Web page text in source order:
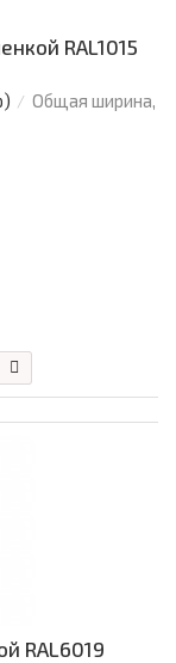
RAL1015
Общая ширина,
RAL6019